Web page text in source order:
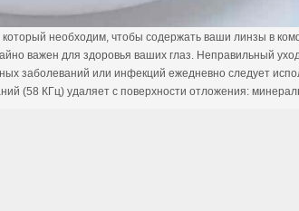
необходим, чтобы содержать ваши линзы в
важен для здоровья ваших глаз. Неправильный
заболеваний или инфекций ежедневно следует
(58 КГц) удаляет с поверхности отложения: